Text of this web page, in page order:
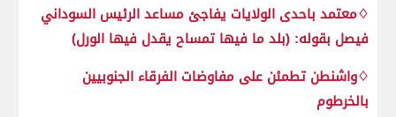
♢معتمد باحدى الولايات يفاجئ مساعد الرئيس السوداني
فيصل بقوله: (بلد ما فيها تمساح يقدل فيها الورل)
♢واشنطن تطمئن على مفاوضات الفرقاء الجنوبيين
بالخرطوم